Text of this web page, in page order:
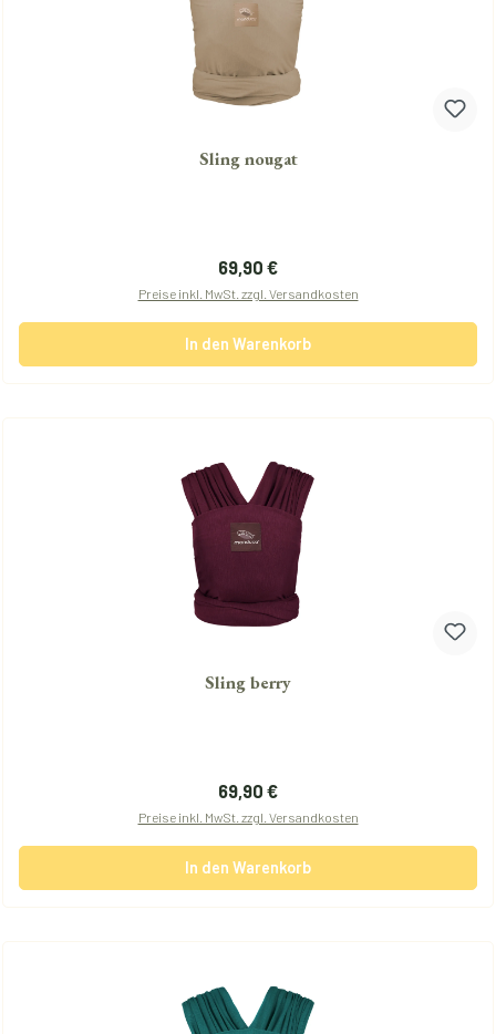
Sling nougat
Regulärer Preis:
69,90 €
Preise inkl. MwSt. zzgl. Versandkosten
In den Warenkorb
Sling berry
Regulärer Preis:
69,90 €
Preise inkl. MwSt. zzgl. Versandkosten
In den Warenkorb